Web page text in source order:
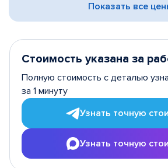
Показать все
Стоимость указана за
Полную стоимость с деталью
за 1 минуту
Узнать точную
Узнать точную